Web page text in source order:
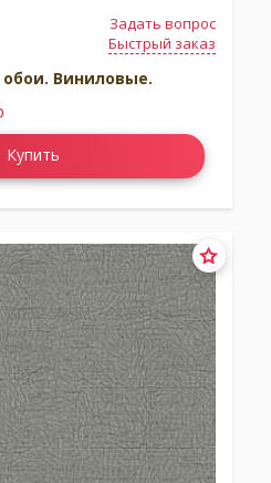
Задать вопрос
Быстрый заказ
обои. Виниловые.
Купить